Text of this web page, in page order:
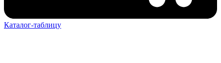
Каталог-таблицу